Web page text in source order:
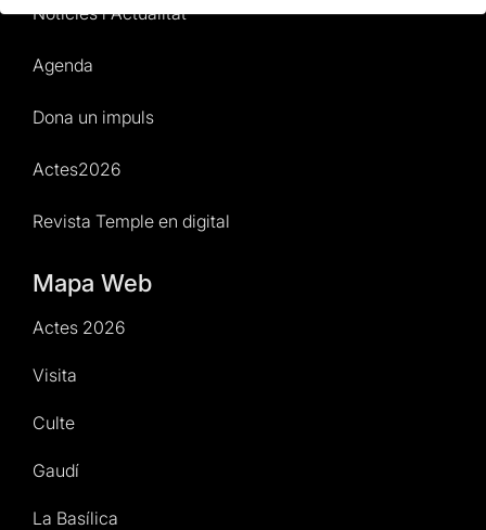
Notícies i Actualitat
Agenda
Dona un impuls
Actes2026
Revista Temple en digital
Mapa Web
Actes 2026
Visita
Culte
Gaudí
La Basílica